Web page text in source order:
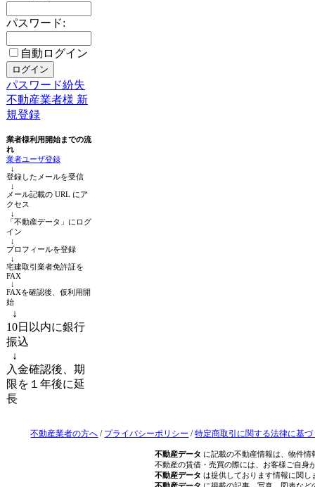
パスワード:
自動ログイン
パスワード紛失
不動産業者様 新
規登録
業者様利用開始までの流
れ
業者ユーザ登録
↓
登録したメールを受信
↓
メール記載の URL にア
クセス
↓
「不動産データ」にログ
イン
↓
プロフィールを登録
↓
宅建取引業者免許証を
FAX
↓
FAXを確認後、仮利用開
始
↓
10日以内に銀行
振込
↓
入金確認後、期
限を１年後に延
長
不動産業者の方へ / プライバシーポリシー /特定商取引に関する法律に基
不動産データ に記載の不動産情報は、物件
不動産の賃借・売買の際には、お客様ご自身
不動産データ は提供しております情報に関し